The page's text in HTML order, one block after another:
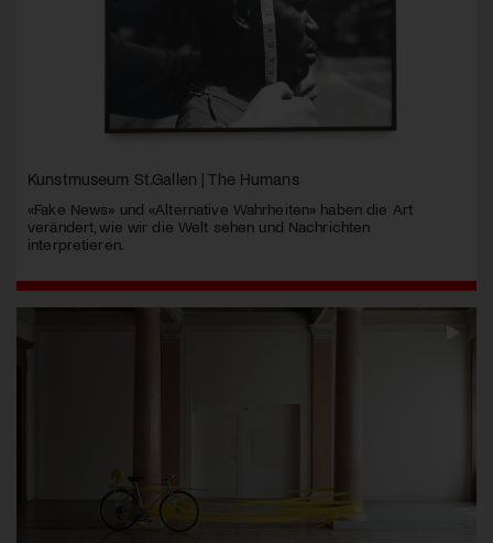
Kunstmuseum St.Gallen | The Humans
«Fake News» und «Alternative Wahrheiten» haben die Art
verändert, wie wir die Welt sehen und Nachrichten
interpretieren.